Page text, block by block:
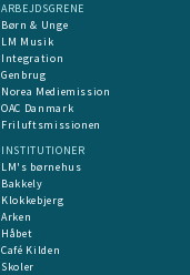
ARBEJDSGRENE
Børn & Unge
LM Musik
Integration
Genbrug
Norea Mediemission
OAC Danmark
Friluftsmissionen
INSTITUTIONER
LM's børnehus
Bakkely
Klokkebjerg
Arken
Håbet
Café Kilden
Skoler